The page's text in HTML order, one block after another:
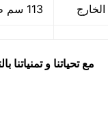
113 سم طول × 52 سم عرض × 65 سم ارتفاع
مع تحياتنا و